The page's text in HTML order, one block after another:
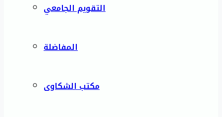
التقويم الجامعي
المفاضلة
مكتب الشكاوى